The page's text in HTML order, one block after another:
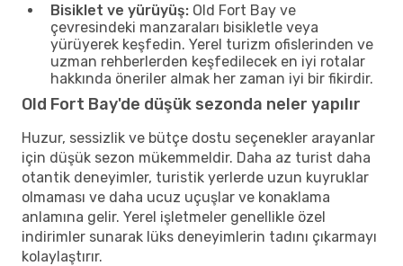
Bisiklet ve yürüyüş: Old Fort Bay ve
çevresindeki manzaraları bisikletle veya
yürüyerek keşfedin. Yerel turizm ofislerinden ve
uzman rehberlerden keşfedilecek en iyi rotalar
hakkında öneriler almak her zaman iyi bir fikirdir.
Old Fort Bay'de düşük sezonda neler yapılır
Huzur, sessizlik ve bütçe dostu seçenekler arayanlar
için düşük sezon mükemmeldir. Daha az turist daha
otantik deneyimler, turistik yerlerde uzun kuyruklar
olmaması ve daha ucuz uçuşlar ve konaklama
anlamına gelir. Yerel işletmeler genellikle özel
indirimler sunarak lüks deneyimlerin tadını çıkarmayı
kolaylaştırır.